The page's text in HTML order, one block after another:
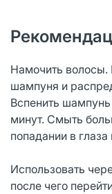
Намочить волосы.
шампуня и
Вспенить
минут. Смыть
попадании в
Использовать
после чего